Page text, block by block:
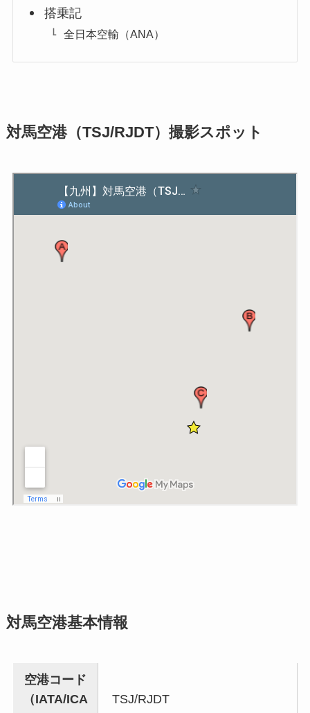
搭乗記
全日本空輸（ANA）
対馬空港（TSJ/RJDT）撮影スポット
対馬空港基本情報
空港コード
（IATA/ICA
TSJ/RJDT